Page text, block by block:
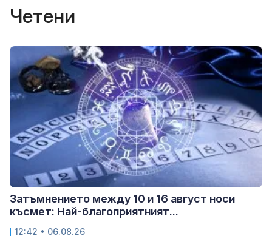
Четени
Затъмнението между 10 и 16 август носи
късмет: Най-благоприятният...
12:42 • 06.08.26